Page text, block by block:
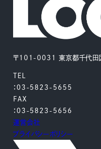
〒101-0031 東京都千代田
TEL
：03-5823-5655
FAX
：03-5823-5656
運営会社
プライバシーポリシー